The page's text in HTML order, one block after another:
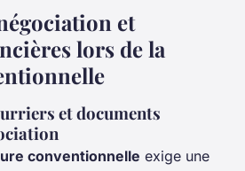
et
lors de la
et documents
conventionnelle exige une